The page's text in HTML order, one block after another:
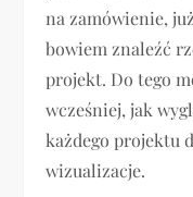
na zamówienie,
bowiem znaleźć
projekt. Do tego
wcześniej, jak
każdego projektu
wizualizacje.